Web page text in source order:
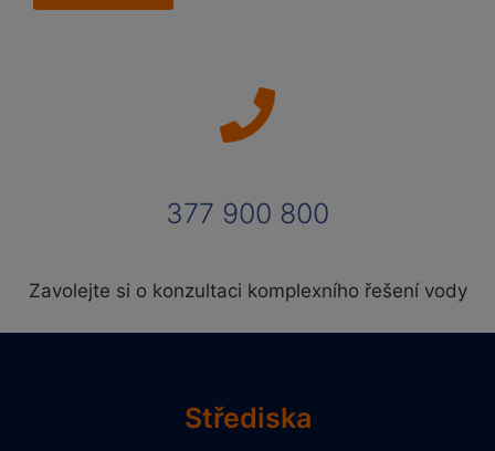
377 900 800
Zavolejte si o konzultaci komplexního řešení vody
Střediska